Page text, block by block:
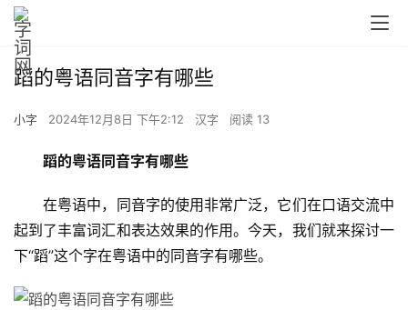
蹈的粤语同音字有哪些
小字 2024年12月8日 下午2:12 汉字 阅读 13
蹈的粤语同音字有哪些
在粤语中，同音字的使用非常广泛，它们在口语交流中
起到了丰富词汇和表达效果的作用。今天，我们就来探讨一
下“蹈”这个字在粤语中的同音字有哪些。